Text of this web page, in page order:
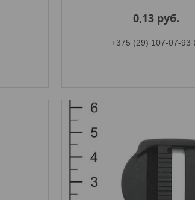
0,13 руб.
+375 (29) 107-07-93